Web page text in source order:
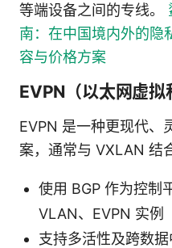
等端设备之间的专线。
南：在中国境内外的隐
容与价格方案
EVPN（以太网虚拟
EVPN 是一种更现代、
案，通常与 VXLAN 结
使用 BGP 作为控制
VLAN、EVPN 实例
支持多活性及跨数